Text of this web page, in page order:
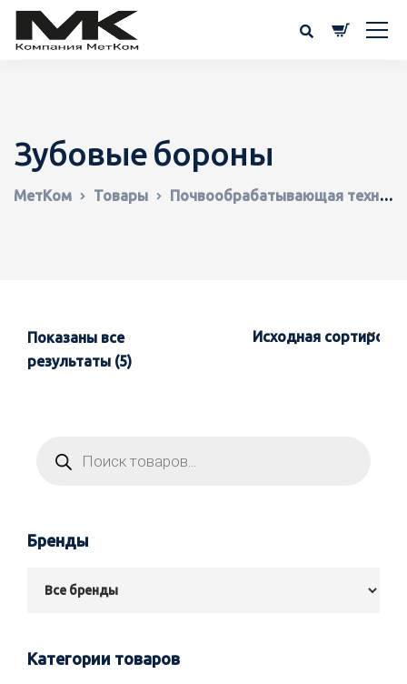
Зубовые бороны
МетКом Товары Почвообрабатывающая техника
Показаны все
результаты (5)
Бренды
Категории товаров